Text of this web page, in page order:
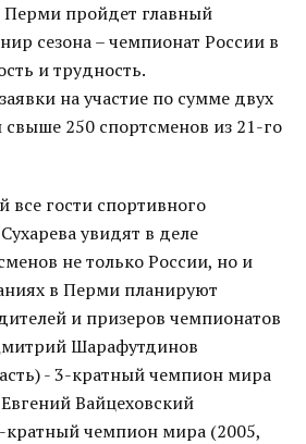
Перми пройдет главный
сезона – чемпионат России в
и трудность.
на участие по сумме двух
250 спортсменов из 21-го
все гости спортивного
увидят в деле
не только России, но и
в Перми планируют
и призеров чемпионатов
Шарафутдинов
- 3-кратный чемпион мира
Вайцеховский
кратный чемпион мира (2005,